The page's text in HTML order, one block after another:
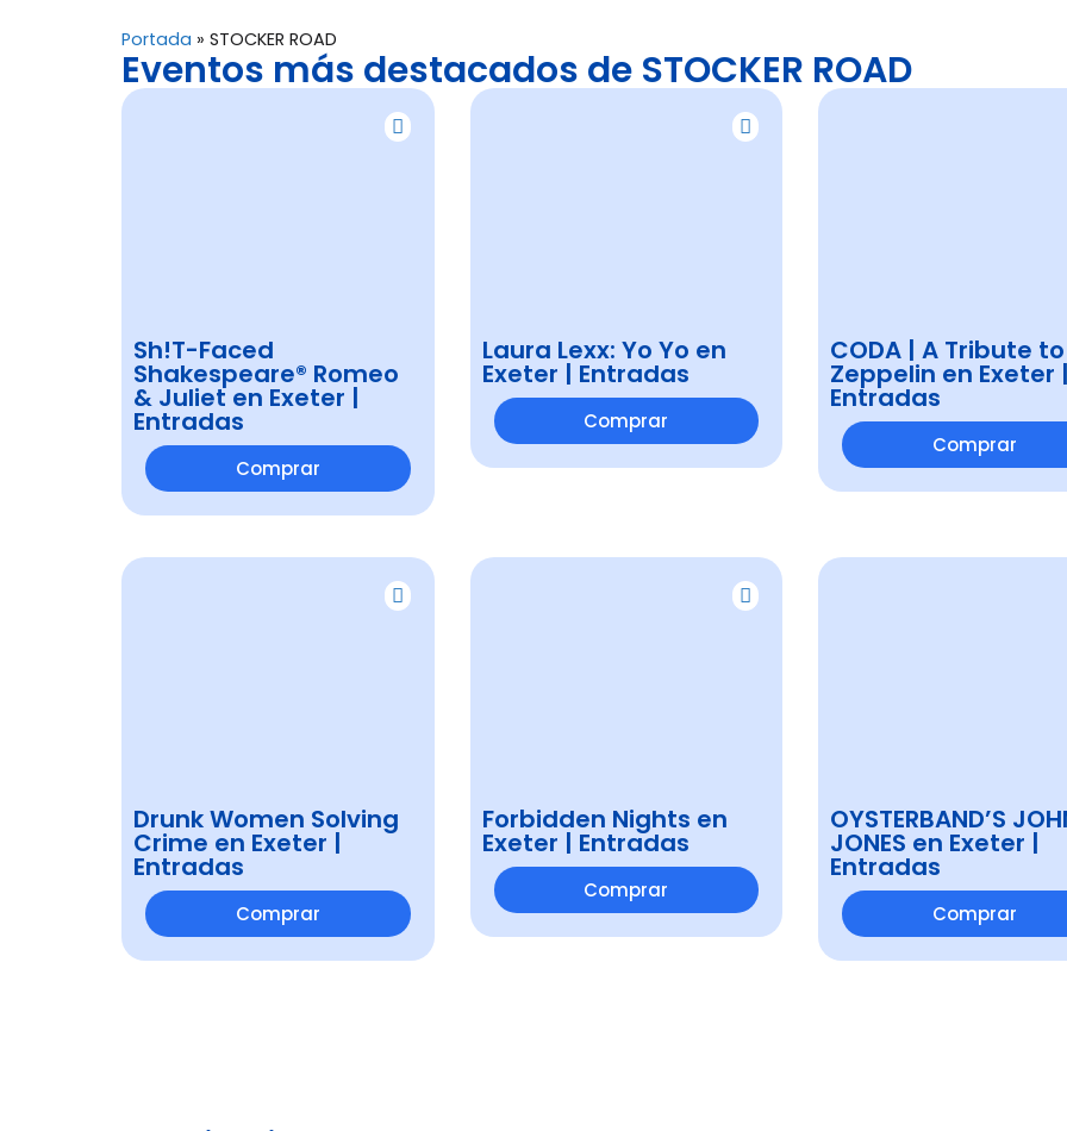
Portada » STOCKER ROAD
Eventos más destacados de STOCKER ROAD
Sh!T-Faced
Shakespeare® Romeo
& Juliet en Exeter |
Entradas
Comprar
Laura Lexx: Yo Yo en
Exeter | Entradas
Comprar
CODA | A Tribute
Zeppelin en Exeter
Entradas
Comprar
Drunk Women Solving
Crime en Exeter |
Entradas
Comprar
Forbidden Nights en
Exeter | Entradas
Comprar
OYSTERBAND’S
JONES en Exeter |
Entradas
Comprar